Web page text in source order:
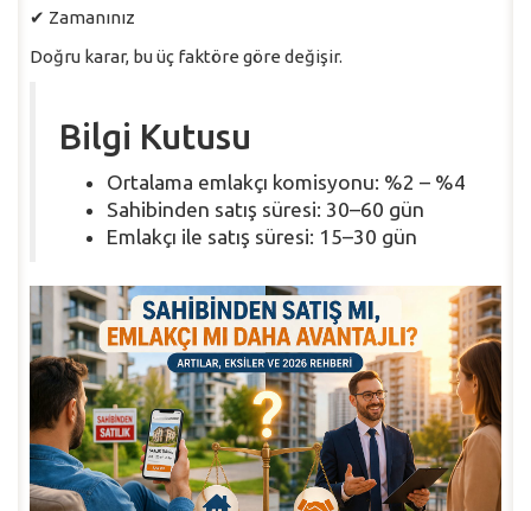
✔ Zamanınız
Doğru karar, bu üç faktöre göre değişir.
Bilgi Kutusu
Ortalama emlakçı komisyonu: %2 – %4
Sahibinden satış süresi: 30–60 gün
Emlakçı ile satış süresi: 15–30 gün